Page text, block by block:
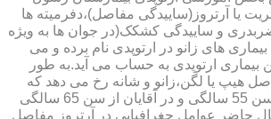
یا آرتروز(ساییدگی مفاصل)،دفرمیته ها
و ساییدگی کشکک(در جوان ها به ویژه
های زانو در ارتوپدی نام برده و می
بیماری ارتوپدی به حساب می آید.به طور
هیپ یا لگن،زانو و شانه رخ می دهد که
معمولا در خانم ها از سن 55 سالگی و در آقایان از سن 65 سالگی
حاضر عوامل جغرافیایی در آرتروز مفاصل